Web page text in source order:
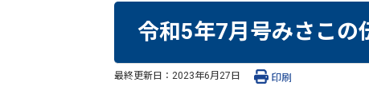
令和5年7月号みさこの
最終更新日： 2023年6月27日 印刷